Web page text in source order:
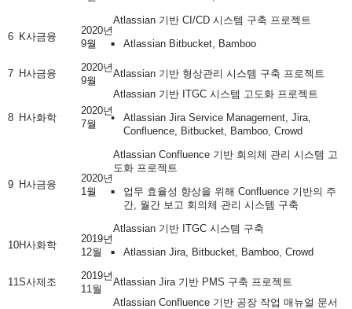
6 K사금융
2020년
9월
Atlassian 기반 CI/CD 시스템 구축 프로젝트
Atlassian Bitbucket, Bamboo
7 H사금융
2020년
9월
Atlassian 기반 형상관리 시스템 구축 프로젝트
8 H사화학
2020년
7월
Atlassian 기반 ITGC 시스템 고도화 프로젝트
Atlassian Jira Service Management, Jira,
Confluence, Bitbucket, Bamboo, Crowd
9 H사금융
2020년
1월
Atlassian Confluence 기반 회의체 관리 시스템 고
도화 프로젝트
업무 효율성 향상을 위해 Confluence 기반의 주
간, 월간 보고 회의체 관리 시스템 구축
10H사화학
2019년
12월
Atlassian 기반 ITGC 시스템 구축
Atlassian Jira, Bitbucket, Bamboo, Crowd
11S사제조
2019년
11월
Atlassian Jira 기반 PMS 구축 프로젝트
Atlassian Confluence 기반 공장 작업 매뉴얼 문서